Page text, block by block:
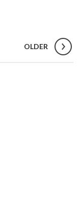
OLDER